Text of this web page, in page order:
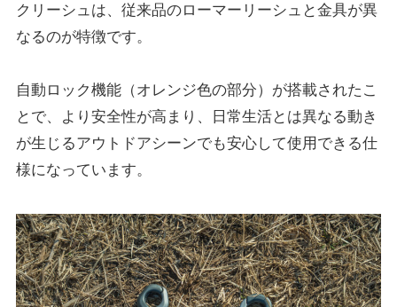
クリーシュは、従来品のローマーリーシュと金具が異
なるのが特徴です。
自動ロック機能（オレンジ色の部分）が搭載されたこ
とで、より安全性が高まり、日常生活とは異なる動き
が生じるアウトドアシーンでも安心して使用できる仕
様になっています。